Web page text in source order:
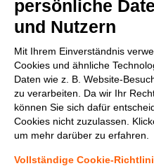
v.replaceAll
persönliche
und Nutzern
Mit Ihrem Einverständnis
Cookies und ähnliche
Daten wie z. B. Website-
zu verarbeiten. Da wir Ihr
können Sie sich dafür
Cookies nicht zuzulassen.
um mehr darüber zu erfahren.
Vollständige Cookie-